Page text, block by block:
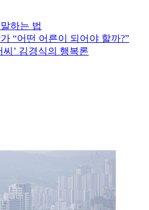
하는 법
“어떤 어른이 되어야 할까?”
’ 김경식의 행복론